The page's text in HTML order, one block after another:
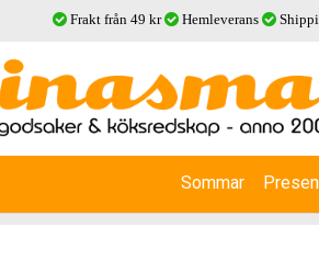
Frakt från 49 kr Hemleverans
Sommar